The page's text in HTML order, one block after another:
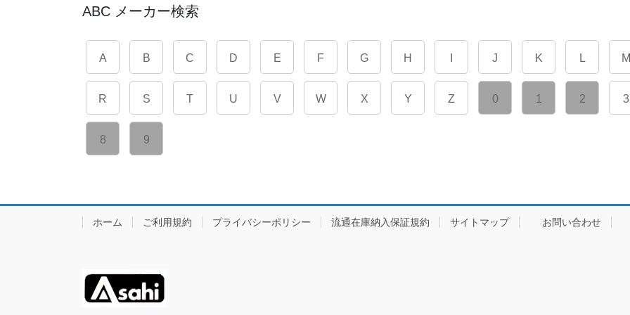
ABC メーカー検索
A B C D E F G H J K L M
R S T U V W X Y Z 0 1 2 3
8 9
ホーム ご利用規約 プライバシーポリシー 流通在庫納入保証規約 サイトマップ お問い合わせ